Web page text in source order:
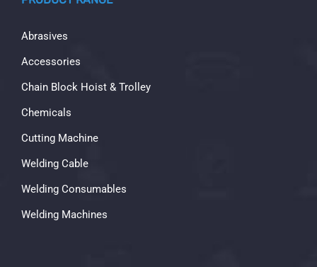
Abrasives
Accessories
Chain Block Hoist & Trolley
Chemicals
Cutting Machine
Welding Cable
Welding Consumables
Welding Machines